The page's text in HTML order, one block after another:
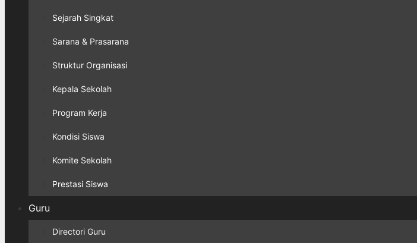
Sejarah Singkat
Sarana & Prasarana
Struktur Organisasi
Kepala Sekolah
Program Kerja
Kondisi Siswa
Komite Sekolah
Prestasi Siswa
Guru
Directori Guru